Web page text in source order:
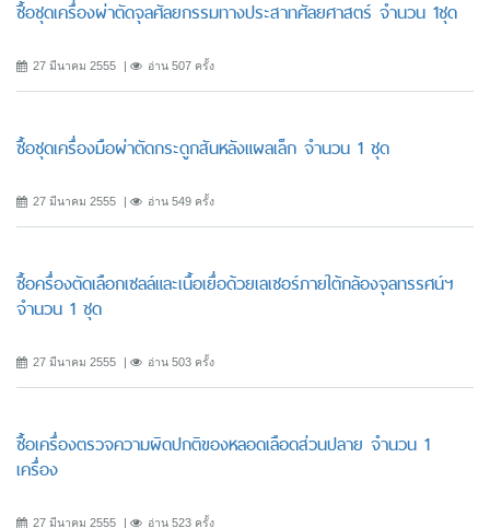
ซื้อชุดเครื่องผ่าตัดจุลศัลยกรรมทางประสาทศัลยศาสตร์ จำนวน 1ชุด
27 มีนาคม 2555 อ่าน 507 ครั้ง
ซื้อชุดเครื่องมือผ่าตัดกระดูกสันหลังแผลเล็ก จำนวน 1 ชุด
27 มีนาคม 2555 อ่าน 549 ครั้ง
ซื้อครื่องตัดเลือกเซลล์และเนื้อเยื่อด้วยเลเซอร์ภายใต้กล้องจุลทรรศน์ฯ
จำนวน 1 ชุด
27 มีนาคม 2555 อ่าน 503 ครั้ง
ซื้อเครื่องตรวจความผิดปกติของหลอดเลือดส่วนปลาย จำนวน 1
เครื่อง
27 มีนาคม 2555 อ่าน 523 ครั้ง